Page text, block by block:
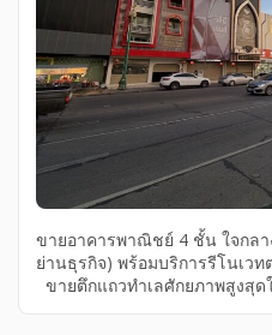
ขายอาคารพาณิชย์ 4 ชั้น ใจกล
ย่านธุรกิจ) พร้อมบริการรีโนเว
ขายตึกแถวทำเลศักยภาพสูงสุด